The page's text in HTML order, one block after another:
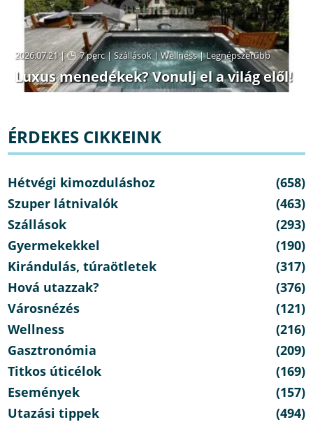
2026.07.21 | 7 perc|Szállások|Wellness|Legnépszerűbb
Luxus menedékek? Vonulj el a világ elől!
ÉRDEKES CIKKEINK
Hétvégi kimozduláshoz
(658)
Szuper látnivalók
(463)
Szállások
(293)
Gyermekekkel
(190)
Kirándulás, túraötletek
(317)
Hová utazzak?
(376)
Városnézés
(121)
Wellness
(216)
Gasztronómia
(209)
Titkos úticélok
(169)
Események
(157)
Utazási tippek
(494)